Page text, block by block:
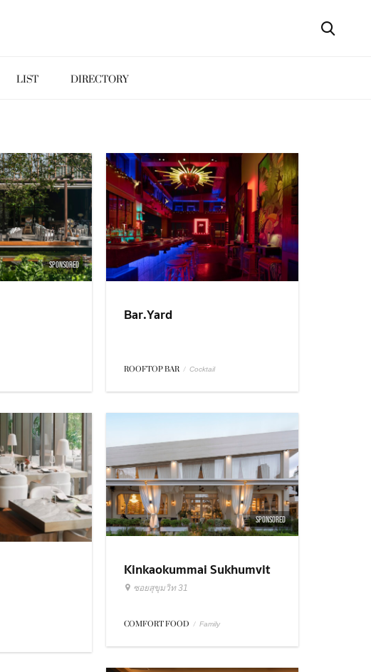
LIST DIRECTORY
SPONSORED
Bar.Yard
ROOFTOP BAR / Cocktail
SPONSORED
Kinkaokummai Sukhumvit
31ซอยสุขุมวิท 31
COMFORT FOOD / Family